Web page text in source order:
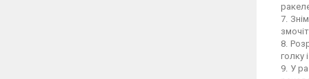
голку
У